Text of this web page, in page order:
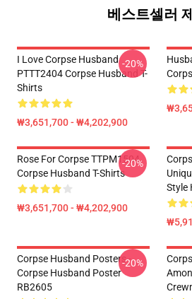
베스트셀러
I Love Corpse Husband
PTTT2404 Corpse Husband T-
Shirts
₩3,651,700 - ₩4,202,900
-20%
Rose For Corpse TTPM1504
Corpse Husband T-Shirts
₩3,651,700 - ₩4,202,900
-20%
Style
Corpse Husband Posters -
Corpse Husband Poster
RB2605
-20%